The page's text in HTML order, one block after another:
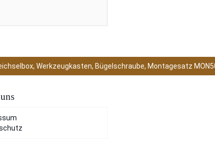
Werkzeugkasten, Bügelschraube, Montagesatz